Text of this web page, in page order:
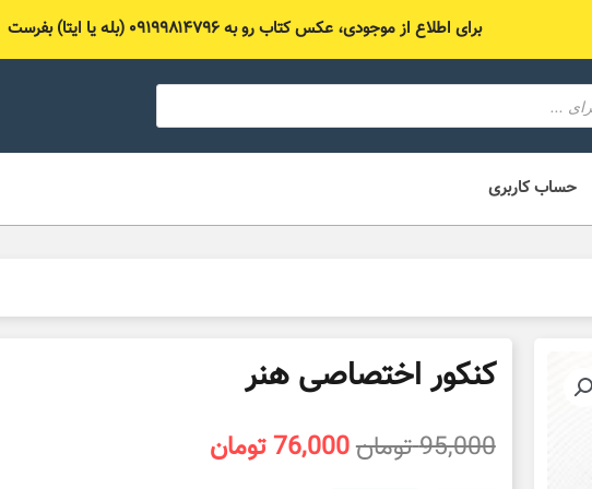
برای اطلاع از موجودی، عکس کتاب رو به ۰۹۱۹۹۸۱۴۷۹۶ (بله یا ایتا) بفرست
حساب کاربری
کنکور اختصاصی هنر
95,000تومانقیمت
76,000تومان